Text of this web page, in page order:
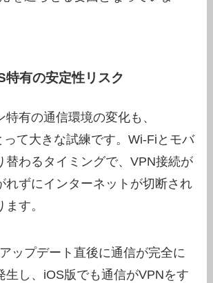
有の安定性リスク
特有の通信環境の変化も、
って大きな試練です。Wi-Fiとモバ
替わるタイミングで、VPN接続が
れずにインターネットが切断され
す。
ップデート直後に通信が完全に
生し、iOS版でも通信がVPNをす